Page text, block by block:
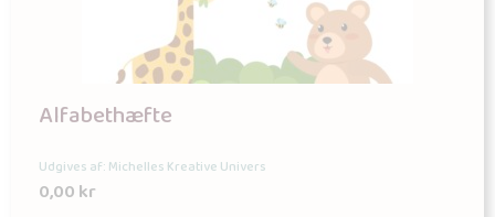
Alfabethæfte
Udgives af: Michelles Kreative Univers
0,00kr